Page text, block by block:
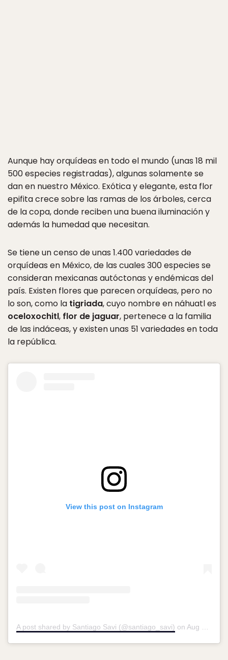
Aunque hay orquídeas en todo el mundo (unas 18 mil
500 especies registradas), algunas solamente se
dan en nuestro México. Exótica y elegante, esta flor
epifita crece sobre las ramas de los árboles, cerca
de la copa, donde reciben una buena iluminación y
además la humedad que necesitan.
Se tiene un censo de unas 1.400 variedades de
orquídeas en México, de las cuales 300 especies se
consideran mexicanas autóctonas y endémicas del
país. Existen flores que parecen orquídeas, pero no
lo son, como la tigriada, cuyo nombre en náhuatl es
oceloxochitl, flor de jaguar, pertenece a la familia
de las indáceas, y existen unas 51 variedades en toda
la república.
View this post on Instagram
A post shared by Santiago Savi (@santiago_savi) on Aug 20, 2018 at 9:30am PDT